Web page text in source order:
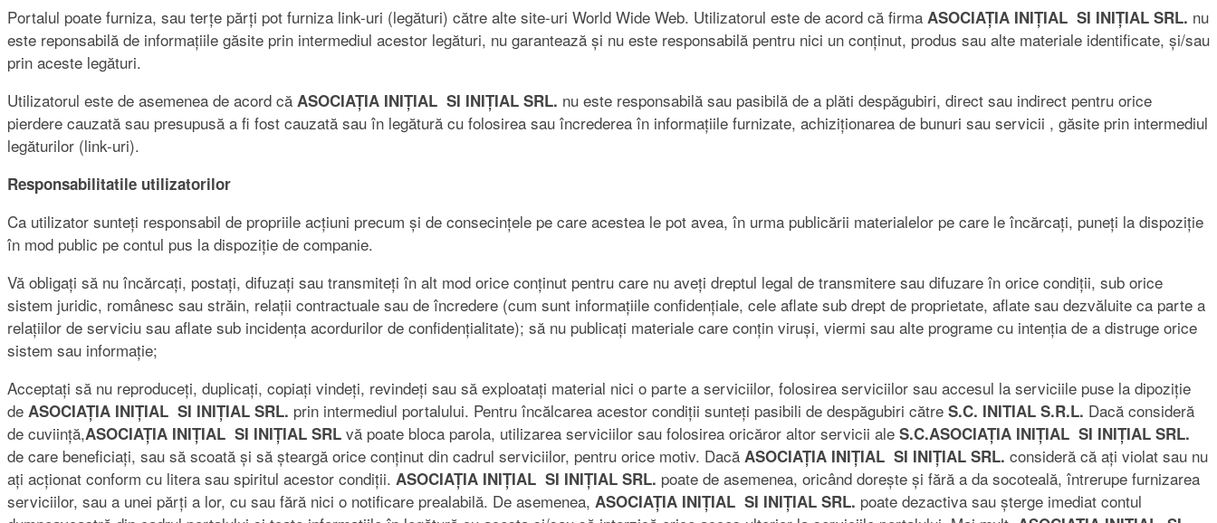
Portalul poate furniza, sau terțe părți pot furniza link-uri (legături) către alte site-uri World Wide Web. Utilizatorul este de acord că firma ASOCIAȚIA INIȚIAL SI INIȚIAL SRL. nu
este reponsabilă de informațiile găsite prin intermediul acestor legături, nu garantează și nu este responsabilă pentru nici un conținut, produs sau alte materiale identificate, și/sau
prin aceste legături.
Utilizatorul este de asemenea de acord că ASOCIAȚIA INIȚIAL SI INIȚIAL SRL. nu este responsabilă sau pasibilă de a plăti despăgubiri, direct sau indirect pentru orice
pierdere cauzată sau presupusă a fi fost cauzată sau în legătură cu folosirea sau încrederea în informațiile furnizate, achiziționarea de bunuri sau servicii , găsite prin intermediul
legăturilor (link-uri).
Responsabilitatile utilizatorilor
Ca utilizator sunteți responsabil de propriile acțiuni precum și de consecințele pe care acestea le pot avea, în urma publicării materialelor pe care le încărcați, puneți la dispoziție
în mod public pe contul pus la dispoziție de companie.
Vă obligați să nu încărcați, postați, difuzați sau transmiteți în alt mod orice conținut pentru care nu aveți dreptul legal de transmitere sau difuzare în orice condiții, sub orice
sistem juridic, românesc sau străin, relații contractuale sau de încredere (cum sunt informațiile confidențiale, cele aflate sub drept de proprietate, aflate sau dezvăluite ca parte a
relațiilor de serviciu sau aflate sub incidența acordurilor de confidențialitate); să nu publicați materiale care conțin viruși, viermi sau alte programe cu intenția de a distruge orice
sistem sau informație;
Acceptați să nu reproduceți, duplicați, copiați vindeți, revindeți sau să exploatați material nici o parte a serviciilor, folosirea serviciilor sau accesul la serviciile puse la dipoziție
de ASOCIAȚIA INIȚIAL SI INIȚIAL SRL. prin intermediul portalului. Pentru încălcarea acestor condiții sunteți pasibili de despăgubiri către S.C. INITIAL S.R.L. Dacă consideră
de cuviință,ASOCIAȚIA INIȚIAL SI INIȚIAL SRL vă poate bloca parola, utilizarea serviciilor sau folosirea oricăror altor servicii ale S.C.ASOCIAȚIA INIȚIAL SI INIȚIAL SRL.
de care beneficiați, sau să scoată și să șteargă orice conținut din cadrul serviciilor, pentru orice motiv. Dacă ASOCIAȚIA INIȚIAL SI INIȚIAL SRL. consideră că ați violat sau nu
ați acționat conform cu litera sau spiritul acestor condiții. ASOCIAȚIA INIȚIAL SI INIȚIAL SRL. poate de asemenea, oricând dorește și fără a da socoteală, întrerupe furnizarea
serviciilor, sau a unei părți a lor, cu sau fără nici o notificare prealabilă. De asemenea, ASOCIAȚIA INIȚIAL SI INIȚIAL SRL. poate dezactiva sau șterge imediat contul